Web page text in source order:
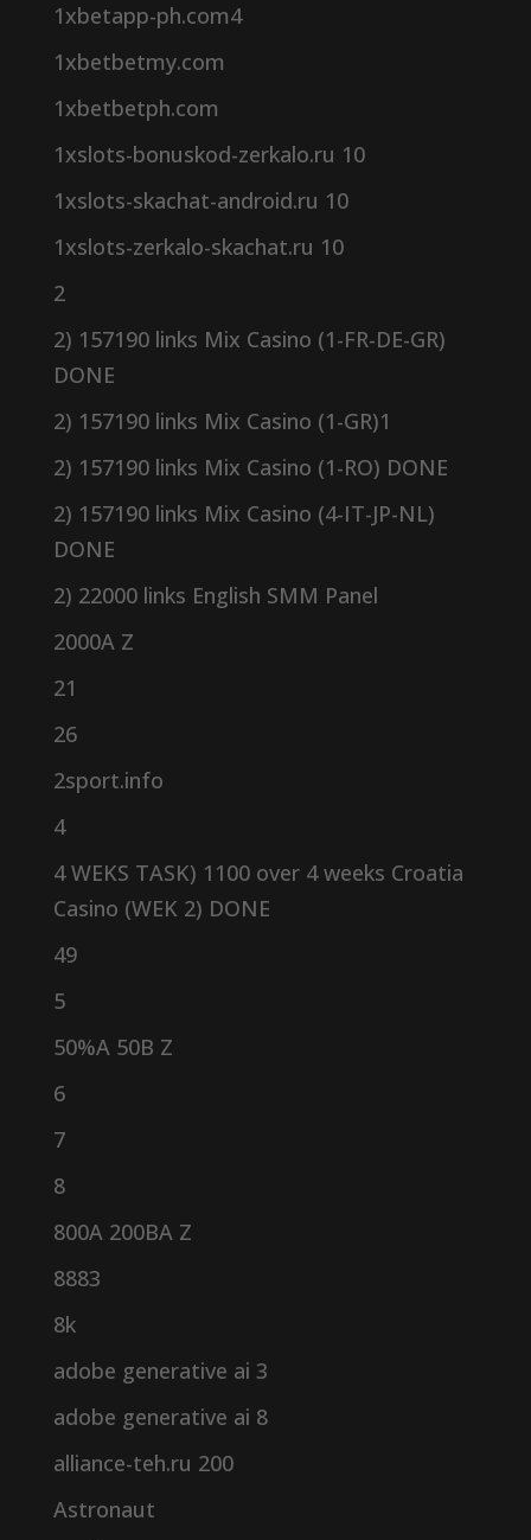
1xbetapp-ph.com4
1xbetbetmy.com
1xbetbetph.com
1xslots-bonuskod-zerkalo.ru 10
1xslots-skachat-android.ru 10
1xslots-zerkalo-skachat.ru 10
2
2) 157190 links Mix Casino (1-FR-DE-GR)
DONE
2) 157190 links Mix Casino (1-GR)1
2) 157190 links Mix Casino (1-RO) DONE
2) 157190 links Mix Casino (4-IT-JP-NL)
DONE
2) 22000 links English SMM Panel
2000A Z
21
26
2sport.info
4
4 WEKS TASK) 1100 over 4 weeks Croatia
Casino (WEK 2) DONE
49
5
50%A 50B Z
6
7
8
800A 200BA Z
8883
8k
adobe generative ai 3
adobe generative ai 8
alliance-teh.ru 200
Astronaut